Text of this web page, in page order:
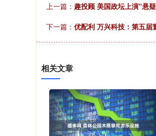
上一篇： 趣投顾 美国政坛上演“悬
下一篇： 优配利 万兴科技：第五届
相关文章